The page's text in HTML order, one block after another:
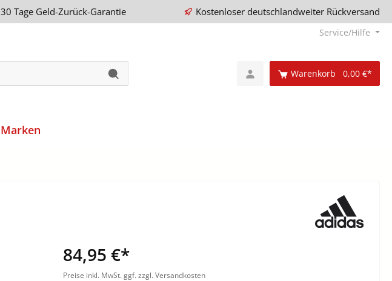
30 Tage Geld-Zurück-Garantie Kostenloser deutschlandweiter Rückversand
Service/Hilfe
Warenkorb 0,00 €*
Marken
84,95 €*
Preise inkl. MwSt. ggf. zzgl. Versandkosten